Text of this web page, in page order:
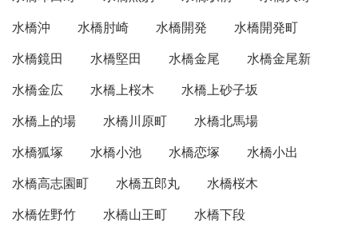
水橋沖
水橋肘崎 水橋開発
水橋開発町
水橋鏡田
水橋堅田 水橋金尾
水橋金尾新
水橋金広
水橋上桜木
水橋上砂子坂
水橋上的場
水橋川原町
水橋北馬場
水橋狐塚
水橋小池 水橋恋塚
水橋小出
水橋高志園町
水橋五郎丸
水橋桜木
水橋佐野竹
水橋山王町
水橋下段